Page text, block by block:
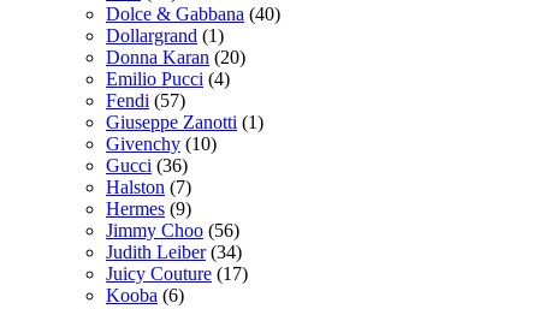
Dolce & Gabbana (40)
Dollargrand (1)
Donna Karan (20)
Emilio Pucci (4)
Fendi (57)
Giuseppe Zanotti (1)
Givenchy (10)
Gucci (36)
Halston (7)
Hermes (9)
Jimmy Choo (56)
Judith Leiber(34)
Juicy Couture (17)
Kooba (6)